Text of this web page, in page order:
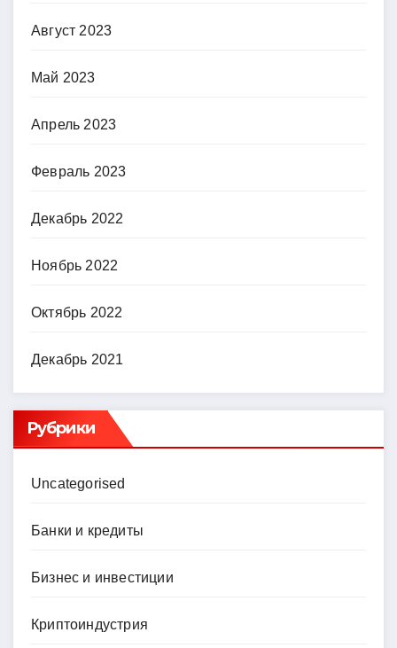
Август 2023
Май 2023
Апрель 2023
Февраль 2023
Декабрь 2022
Ноябрь 2022
Октябрь 2022
Декабрь 2021
Рубрики
Uncategorised
Банки и кредиты
Бизнес и инвестиции
Криптоиндустрия